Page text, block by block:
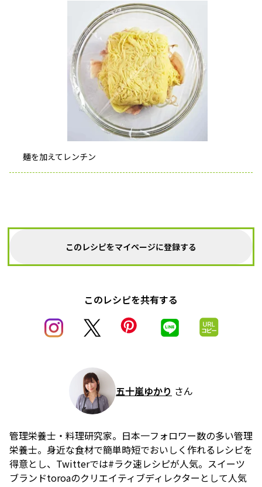
麺を加えてレンチン
このレシピをマイページに登録する
このレシピを共有する
五十嵐ゆかり さん
管理栄養士・料理研究家。日本一フォロワー数の多い管理
栄養士。身近な食材で簡単時短でおいしく作れるレシピを
得意とし、Twitterでは#ラク速レシピが人気。スイーツ
ブランドtoroaのクリエイティブディレクターとして人気